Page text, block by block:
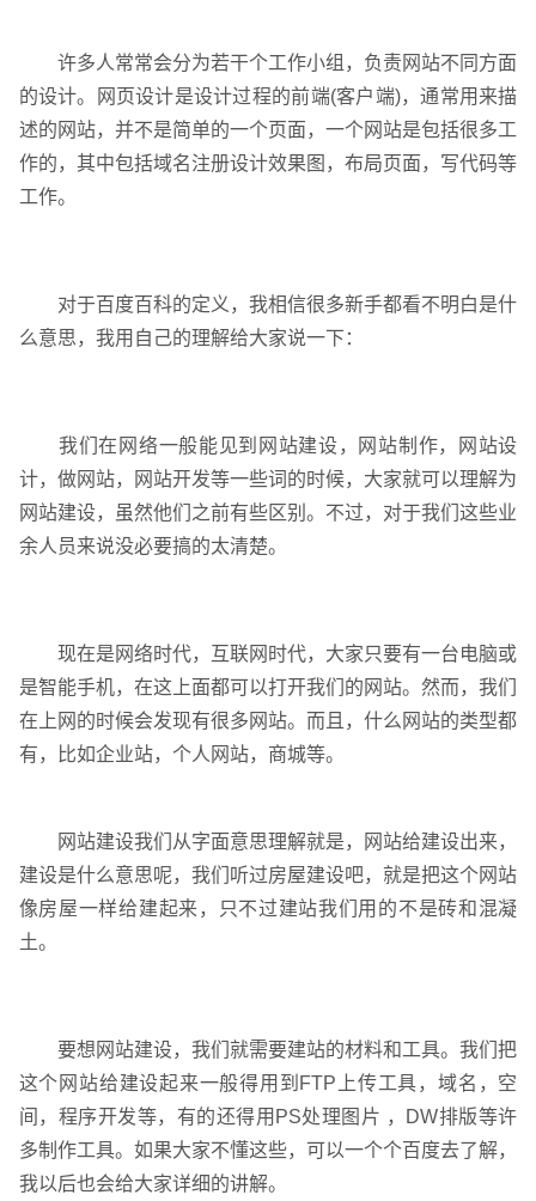
许多人常常会分为若干个工作小组，负责网站不同方面
的设计。网页设计是设计过程的前端(客户端)，通常用来描
述的网站，并不是简单的一个页面，一个网站是包括很多工
作的，其中包括域名注册设计效果图，布局页面，写代码等
工作。
对于百度百科的定义，我相信很多新手都看不明白是什
么意思，我用自己的理解给大家说一下：
我们在网络一般能见到网站建设，网站制作，网站设
计，做网站，网站开发等一些词的时候，大家就可以理解为
网站建设，虽然他们之前有些区别。不过，对于我们这些业
余人员来说没必要搞的太清楚。
现在是网络时代，互联网时代，大家只要有一台电脑或
是智能手机，在这上面都可以打开我们的网站。然而，我们
在上网的时候会发现有很多网站。而且，什么网站的类型都
有，比如企业站，个人网站，商城等。
网站建设我们从字面意思理解就是，网站给建设出来，
建设是什么意思呢，我们听过房屋建设吧，就是把这个网站
像房屋一样给建起来，只不过建站我们用的不是砖和混凝
土。
要想网站建设，我们就需要建站的材料和工具。我们把
这个网站给建设起来一般得用到FTP上传工具，域名，空
间，程序开发等，有的还得用PS处理图片 ，DW排版等许
多制作工具。如果大家不懂这些，可以一个个百度去了解，
我以后也会给大家详细的讲解。
企业网站建设 · 营销型网站建设 · SEO搜索优
英文及多语言网站建设